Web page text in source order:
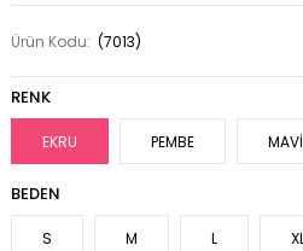
Ürün Kodu: (7013)
RENK
EKRU PEMBE MAVİ
BEDEN
S M L